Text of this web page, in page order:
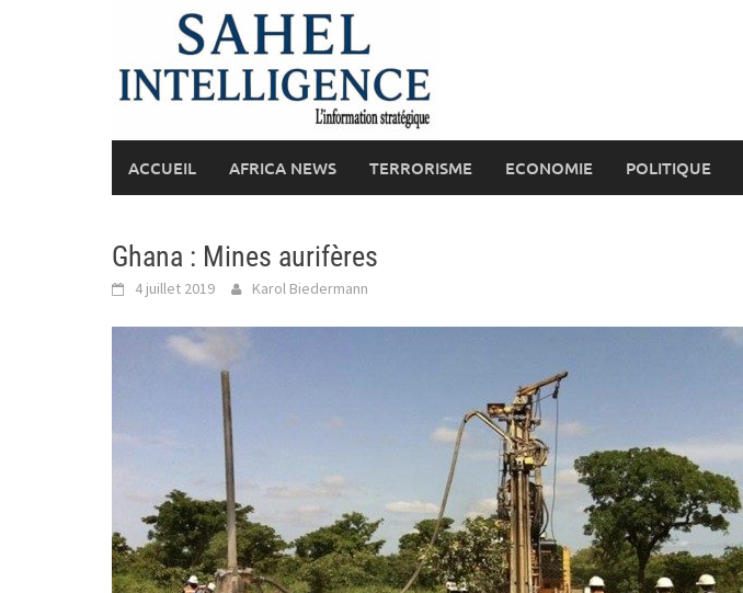
ACCUEIL AFRICA NEWS TERRORISME ECONOMIE POLITIQUE
Ghana : Mines aurifères
4 juillet 2019 Karol Biedermann